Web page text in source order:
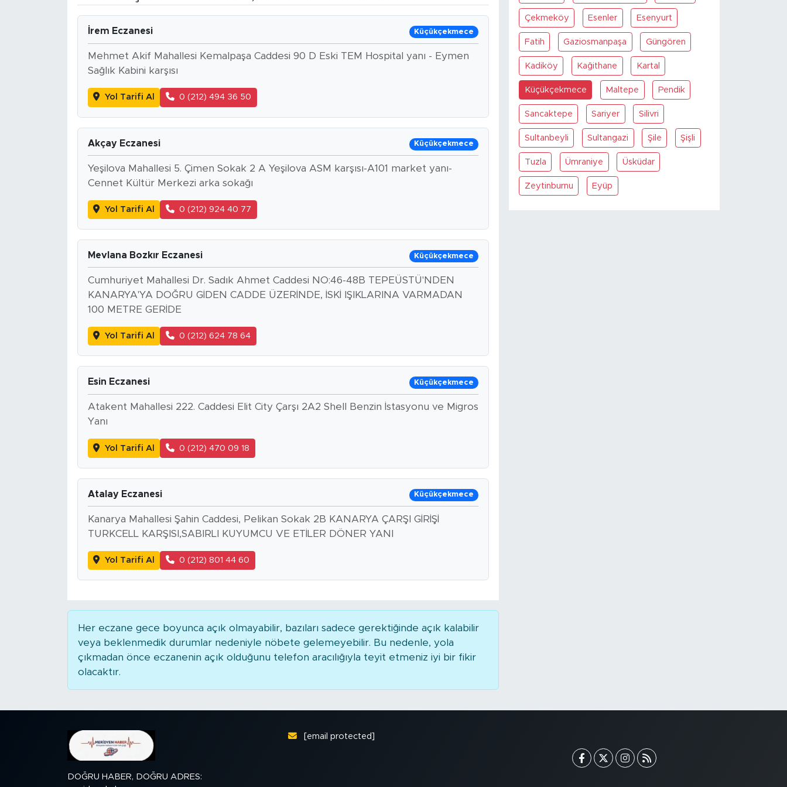
İrem Eczanesi Küçükçekmece
Mehmet Akif Mahallesi Kemalpaşa Caddesi 90 D Eski TEM Hospital yanı - Eymen
Sağlık Kabini karşısı
Yol Tarifi Al 0 (212) 494 36 50
Akçay Eczanesi Küçükçekmece
Yeşilova Mahallesi 5. Çimen Sokak 2 A Yeşilova ASM karşısı-A101 market yanı-
Cennet Kültür Merkezi arka sokağı
Yol Tarifi Al 0 (212) 924 40 77
Mevlana Bozkır Eczanesi Küçükçekmece
Cumhuriyet Mahallesi Dr. Sadık Ahmet Caddesi NO:46-48B TEPEÜSTÜ'NDEN
KANARYA'YA DOĞRU GİDEN CADDE ÜZERİNDE, İSKİ IŞIKLARINA VARMADAN
100 METRE GERİDE
Yol Tarifi Al 0 (212) 624 78 64
Esin Eczanesi Küçükçekmece
Atakent Mahallesi 222. Caddesi Elit City Çarşı 2A2 Shell Benzin İstasyonu ve Migros
Yanı
Yol Tarifi Al 0 (212) 470 09 18
Atalay Eczanesi Küçükçekmece
Kanarya Mahallesi Şahin Caddesi, Pelikan Sokak 2B KANARYA ÇARŞI GİRİŞİ
TURKCELL KARŞISI,SABIRLI KUYUMCU VE ETİLER DÖNER YANI
Yol Tarifi Al 0 (212) 801 44 60
Her eczane gece boyunca açık olmayabilir, bazıları sadece gerektiğinde açık kalabilir
veya beklenmedik durumlar nedeniyle nöbete gelemeyebilir. Bu nedenle, yola
çıkmadan önce eczanenin açık olduğunu telefon aracılığıyla teyit etmeniz iyi bir fikir
olacaktır.
Çekmeköy Esenler Esenyurt
Fatih Gaziosmanpaşa Güngören
Kadiköy Kağithane Kartal
Küçükçekmece Maltepe Pendik
Sancaktepe Sariyer Silivri
Sultanbeyli Sultangazi Şile Şişli
Tuzla Ümraniye Üsküdar
Zeytinburnu Eyüp
DOĞRU HABER, DOĞRU ADRES:
[email protected]
BİLİM-TEKNOLOJİ
RÖPÖRTAJ
YAZARLAR
POLİTİKA
TARİHTEN GÜNÜMÜZE
MEDYA KÖŞESİ
FOTO GALERİ
SOSYAL MEDYA